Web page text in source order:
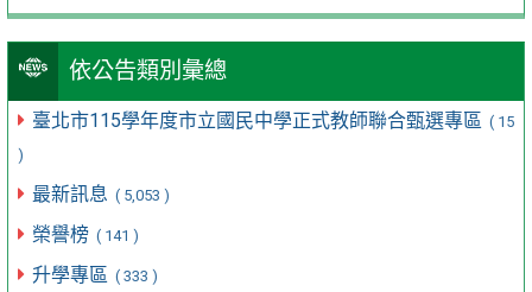
依公告類別彙總
臺北市115學年度市立國民中學正式教師聯合甄選專區 ( 15
)
最新訊息 ( 5,053 )
榮譽榜 ( 141 )
升學專區 ( 333 )